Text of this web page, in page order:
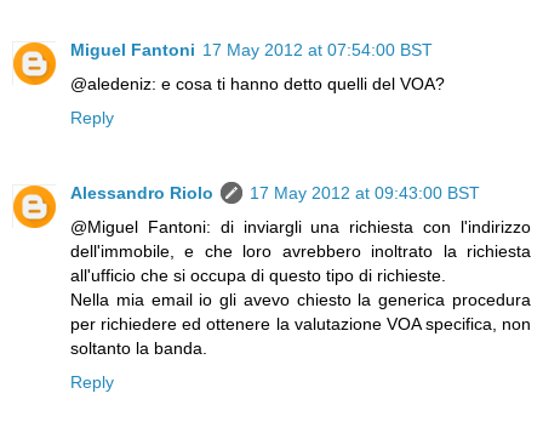
Miguel Fantoni 17 May 2012 at 07:54:00 BST
@aledeniz: e cosa ti hanno detto quelli del VOA?
Reply
Alessandro Riolo
17 May 2012 at 09:43:00 BST
@Miguel Fantoni: di inviargli una richiesta con l'indirizzo
dell'immobile, e che loro avrebbero inoltrato la richiesta
all'ufficio che si occupa di questo tipo di richieste.
Nella mia email io gli avevo chiesto la generica procedura
per richiedere ed ottenere la valutazione VOA specifica, non
soltanto la banda.
Reply